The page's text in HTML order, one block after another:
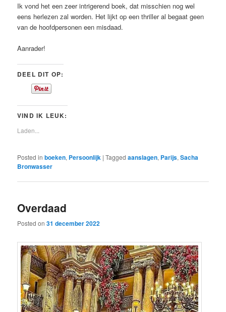
Ik vond het een zeer intrigerend boek, dat misschien nog wel
eens herlezen zal worden. Het lijkt op een thriller al begaat geen
van de hoofdpersonen een misdaad.
Aanrader!
DEEL DIT OP:
VIND IK LEUK:
Laden...
Posted in boeken, Persoonlijk |Tagged aanslagen, Parijs,Sacha
Bronwasser
Overdaad
Posted on31 december 2022